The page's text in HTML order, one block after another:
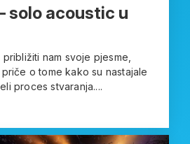
solo acoustic u
nam svoje pjesme,
o tome kako su nastajale
proces stvaranja....